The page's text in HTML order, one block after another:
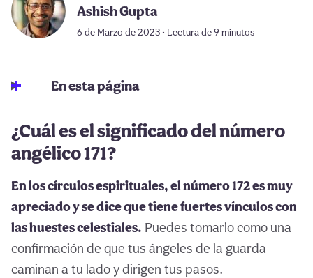
Ashish Gupta
6 de Marzo de 2023 • Lectura de 9 minutos
En esta página
¿Cuál es el significado del número
angélico 171?
En los círculos espirituales, el número 172 es muy
apreciado y se dice que tiene fuertes vínculos con
las huestes celestiales. Puedes tomarlo como una
confirmación de que tus ángeles de la guarda
caminan a tu lado y dirigen tus pasos.